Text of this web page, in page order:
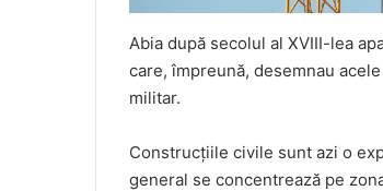
Abia după secolul al XVIII-lea
care, împreună, desemnau
militar.
Construcțiile civile sunt azi o
general se concentrează pe